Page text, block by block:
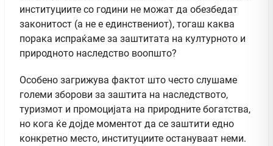
институциите со години не можат да обезбедат
законитост (а не е единствениот), тогаш каква
порака испраќаме за заштитата на културното и
природното наследство воопшто?
Особено загрижува фактот што често слушаме
големи зборови за заштита на наследството,
туризмот и промоцијата на природните богатства,
но кога ќе дојде моментот да се заштити едно
конкретно место, институциите остануваат неми.